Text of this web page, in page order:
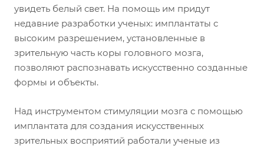
увидеть белый свет. На помощь им придут
недавние разработки ученых: имплантаты с
высоким разрешением, установленные в
зрительную часть коры головного мозга,
позволяют распознавать искусственно созданные
формы и объекты.
Над инструментом стимуляции мозга с помощью
имплантата для создания искусственных
зрительных восприятий работали ученые из